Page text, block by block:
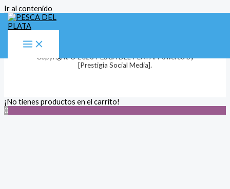
Ir al contenido
Copyright © 2026 PESCA DEL PLATA. Powered by
[Prestigia Social Media].
¡No tienes productos en el carrito!
0